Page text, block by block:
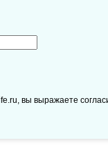
вы выражаете